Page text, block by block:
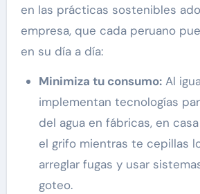
en las prácticas sostenibles
empresa, que cada peruano
en su día a día:
Minimiza tu consumo:Al
implementan tecnologías
del agua en fábricas, en
el grifo mientras te cepillas
arreglar fugas y usar
goteo.